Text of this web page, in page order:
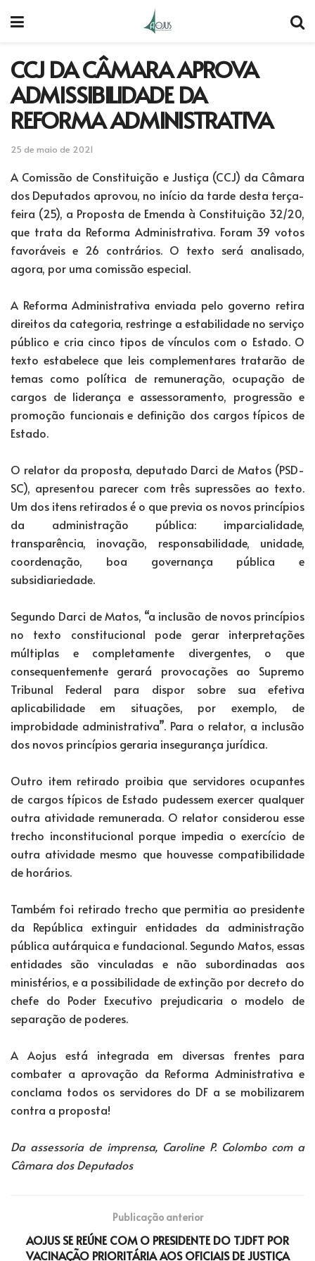
CCJ DA CÂMARA APROVA
ADMISSIBILIDADE DA
REFORMA ADMINISTRATIVA
25 de maio de 2021
A Comissão de Constituição e Justiça (CCJ) da Câmara
dos Deputados aprovou, no início da tarde desta terça-
feira (25), a Proposta de Emenda à Constituição 32/20,
que trata da Reforma Administrativa. Foram 39 votos
favoráveis e 26 contrários. O texto será analisado,
agora, por uma comissão especial.
A Reforma Administrativa enviada pelo governo retira
direitos da categoria, restringe a estabilidade no serviço
público e cria cinco tipos de vínculos com o Estado. O
texto estabelece que leis complementares tratarão de
temas como política de remuneração, ocupação de
cargos de liderança e assessoramento, progressão e
promoção funcionais e definição dos cargos típicos de
Estado.
O relator da proposta, deputado Darci de Matos (PSD-
SC), apresentou parecer com três supressões ao texto.
Um dos itens retirados é o que previa os novos princípios
da administração pública: imparcialidade,
transparência, inovação, responsabilidade, unidade,
coordenação, boa governança pública e
subsidiariedade.
Segundo Darci de Matos, “a inclusão de novos princípios
no texto constitucional pode gerar interpretações
múltiplas e completamente divergentes, o que
consequentemente gerará provocações ao Supremo
Tribunal Federal para dispor sobre sua efetiva
aplicabilidade em situações, por exemplo, de
improbidade administrativa”. Para o relator, a inclusão
dos novos princípios geraria insegurança jurídica.
Outro item retirado proibia que servidores ocupantes
de cargos típicos de Estado pudessem exercer qualquer
outra atividade remunerada. O relator considerou esse
trecho inconstitucional porque impedia o exercício de
outra atividade mesmo que houvesse compatibilidade
de horários.
Também foi retirado trecho que permitia ao presidente
da República extinguir entidades da administração
pública autárquica e fundacional. Segundo Matos, essas
entidades são vinculadas e não subordinadas aos
ministérios, e a possibilidade de extinção por decreto do
chefe do Poder Executivo prejudicaria o modelo de
separação de poderes.
A Aojus está integrada em diversas frentes para
combater a aprovação da Reforma Administrativa e
conclama todos os servidores do DF a se mobilizarem
contra a proposta!
Da assessoria de imprensa, Caroline P. Colombo com a
Câmara dos Deputados
Publicação anterior
AOJUS SE REÚNE COM O PRESIDENTE DO TJDFT POR
VACINAÇÃO PRIORITÁRIA AOS OFICIAIS DE JUSTIÇA